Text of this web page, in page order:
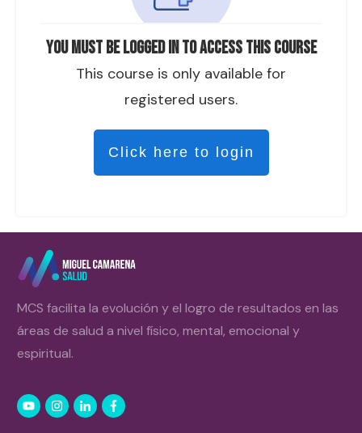
You must be logged in to access this course
This course is only available for
registered users.
Click here to login
MCS facilita la evolución y el logro de resultados en las
áreas de salud a nivel físico, mental, emocional y
espiritual.